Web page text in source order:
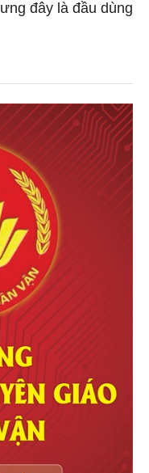
đây là đầu dùng